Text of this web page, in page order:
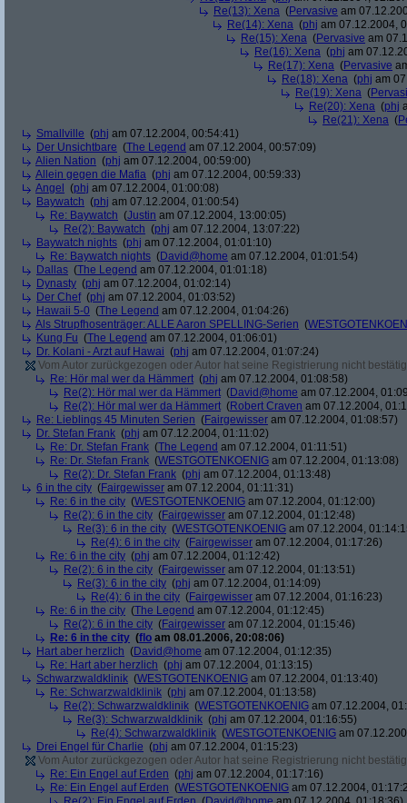
Re(13): Xena (Pervasive am
Re(14): Xena (phj am 07.12.2004,
Re(15): Xena (Pervasive am
Re(16): Xena (phj am
Re(17): Xena (Pervasive
Re(18): Xena (phj am
Re(19): Xena (
Re(20): Xena (phj
Re(21): Xena (
Smallville (phj am 07.12.2004, 00:54:41)
Der Unsichtbare (The Legend am 07.12.2004, 00:57:09)
Alien Nation (phj am 07.12.2004, 00:59:00)
Allein gegen die Mafia (phj am 07.12.2004, 00:59:33)
Angel
(phj am 07.12.2004, 01:00:08)
Baywatch (phj am 07.12.2004, 01:00:54)
Re: Baywatch (Justin am 07.12.2004, 13:00:05)
Re(2): Baywatch (phj am 07.12.2004, 13:07:22)
Baywatch nights (phj am 07.12.2004, 01:01:10)
Re: Baywatch nights (David@home am 07.12.2004, 01:01:54)
Dallas (The Legend am 07.12.2004, 01:01:18)
Dynasty (phj am 07.12.2004, 01:02:14)
Der Chef(phj am 07.12.2004, 01:03:52)
Hawaii 5-0 (The Legend am 07.12.2004, 01:04:26)
Als Strupfhosenträger: ALLE Aaron SPELLING-Serien (
Kung Fu (The Legend am 07.12.2004, 01:06:01)
Dr. Kolani - Arzt auf Hawai (phj am 07.12.2004, 01:07:24)
Vom Autor zurückgezogen oder Autor hat seine Registrierung nicht
Re: Hör mal wer da Hämmert (phj am 07.12.2004, 01:08:58)
Re(2): Hör mal wer da Hämmert (David@home am 07.12.2004,
Re(2): Hör mal wer da Hämmert (Robert Craven am 07.12.2004,
Re: Lieblings 45 Minuten Serien (Fairgewisser am 07.12.2004, 01:08:57)
Dr. Stefan Frank (phj am 07.12.2004, 01:11:02)
Re: Dr. Stefan Frank (The Legend am 07.12.2004, 01:11:51)
Re: Dr. Stefan Frank (WESTGOTENKOENIG am 07.12.2004, 01:13:08)
Re(2): Dr. Stefan Frank (phj am 07.12.2004, 01:13:48)
6 in the city (Fairgewisser am 07.12.2004, 01:11:31)
Re: 6 in the city (WESTGOTENKOENIG am 07.12.2004, 01:12:00)
Re(2): 6 in the city (Fairgewisser am 07.12.2004, 01:12:48)
Re(3): 6 in the city (WESTGOTENKOENIG am 07.12.2004,
Re(4): 6 in the city (Fairgewisser am 07.12.2004, 01:17:26)
Re: 6 in the city (phj am 07.12.2004, 01:12:42)
Re(2): 6 in the city (Fairgewisser am 07.12.2004, 01:13:51)
Re(3): 6 in the city (phj am 07.12.2004, 01:14:09)
Re(4): 6 in the city (Fairgewisser am 07.12.2004, 01:16:23)
Re: 6 in the city (The Legend am 07.12.2004, 01:12:45)
Re(2): 6 in the city (Fairgewisser am 07.12.2004, 01:15:46)
Re: 6 in the city (flo am 08.01.2006, 20:08:06)
Hart aber herzlich (David@home am 07.12.2004, 01:12:35)
Re: Hart aber herzlich (phj am 07.12.2004, 01:13:15)
Schwarzwaldklinik (WESTGOTENKOENIG am 07.12.2004, 01:13:40)
Re: Schwarzwaldklinik (phj am 07.12.2004, 01:13:58)
Re(2): Schwarzwaldklinik (WESTGOTENKOENIG am 07.12.2004,
Re(3): Schwarzwaldklinik (phj am 07.12.2004, 01:16:55)
Re(4): Schwarzwaldklinik (WESTGOTENKOENIG am
Drei Engel für Charlie (phj am 07.12.2004, 01:15:23)
Vom Autor zurückgezogen oder Autor hat seine Registrierung nicht
Re: Ein Engel auf Erden (phj am 07.12.2004, 01:17:16)
Re: Ein Engel auf Erden (WESTGOTENKOENIG am 07.12.2004,